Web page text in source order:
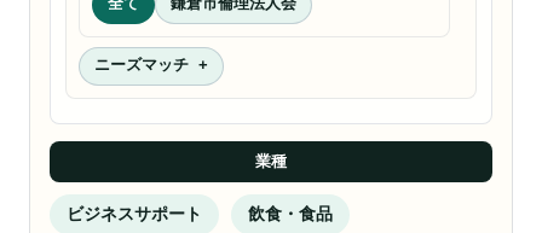
全て 鎌倉市倫理法人会
ニーズマッチ
業種
ビジネスサポート 飲食・食品